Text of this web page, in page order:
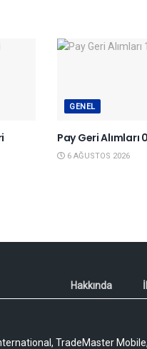
GENEL
Pay Geri
6 AĞUSTOS 2026
Hakkında
TradeMaster